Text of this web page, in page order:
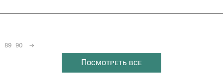
89 90 →
Посмотреть все